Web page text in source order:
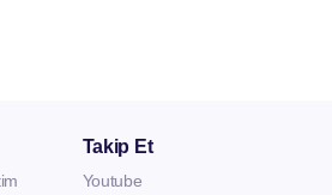
Takip Et
Youtube